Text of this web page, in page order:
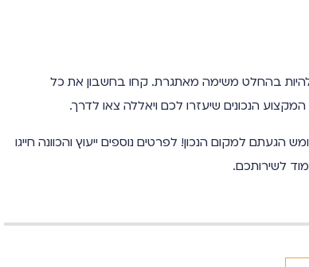
בהחלט משימה מאתגרת. קחו בחשבון את כל
הנכונים שיעזרו לכם ויאללה צאו לדרך.
הגעתם למקום הנכון! לפרטים נוספים ייעוץ והכוונה חייגו
לשירותכם.